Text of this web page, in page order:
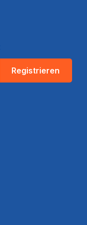
Registrieren